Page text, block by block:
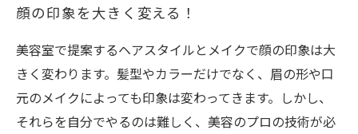
顔の印象を大きく変える！
美容室で提案するヘアスタイルとメイクで顔の印象は大
きく変わります。髪型やカラーだけでなく、眉の形や口
元のメイクによっても印象は変わってきます。しかし、
それらを自分でやるのは難しく、美容のプロの技術が必